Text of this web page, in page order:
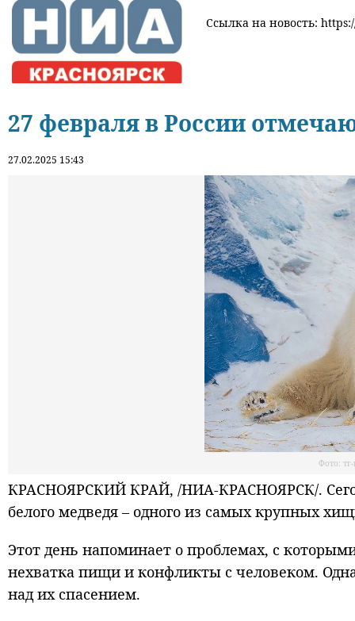
Ссылка на новость:
27 февраля в России
27.02.2025 15:43
Фото:
КРАСНОЯРСКИЙ КРАЙ, /НИА-КРАСНОЯРСК/.
белого медведя – одного из самых крупных
Этот день напоминает о проблемах, с
нехватка пищи и конфликты с человеком.
над их спасением.